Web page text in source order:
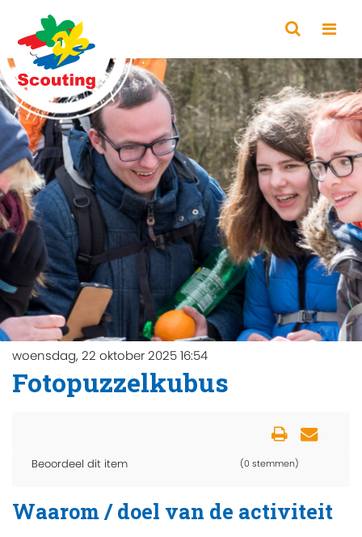
woensdag, 22 oktober 2025 16:54
Fotopuzzelkubus
Beoordeel dit item (0 stemmen)
Waarom / doel van de activiteit